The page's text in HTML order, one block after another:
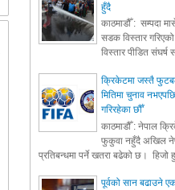
हुँदै
काठमाडौँ : सम्पदा
सडक विस्तार
विस्तार पीडित संघर्ष
क्रिकेटमा जस्तै
मितिमा चुनाव
गरिरहेका छौँ'
काठमाडौँ : नेपाल
फुकुवा नहुँदै अखिल
प्रतिबन्धमा पर्ने खतरा बढेको छ। हिजो
पूर्वको सान बढाउने